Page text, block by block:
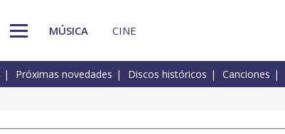
MÚSICA CINE
Próximas novedades Discos históricos Canciones